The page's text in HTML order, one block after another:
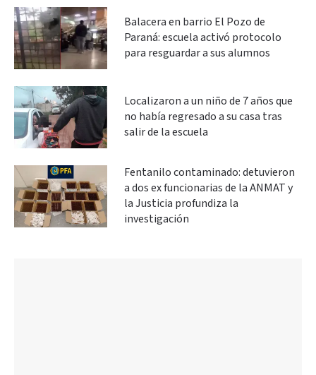
Balacera en barrio El Pozo de
Paraná: escuela activó protocolo
para resguardar a sus alumnos
Localizaron a un niño de 7 años que
no había regresado a su casa tras
salir de la escuela
Fentanilo contaminado: detuvieron
a dos ex funcionarias de la ANMAT y
la Justicia profundiza la
investigación